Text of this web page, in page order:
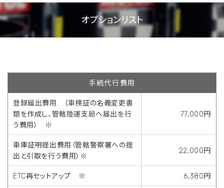
オプションリスト
手続代行費用
登録届出費用 （車検証の名義変更書
類を作成し、管轄陸運支局へ届出を行
う費用） ※
77,000円
車庫証明提出費用（管轄警察署への提
出と引取を行う費用）※
22,000円
ETC再セットアップ ※ 6,380円